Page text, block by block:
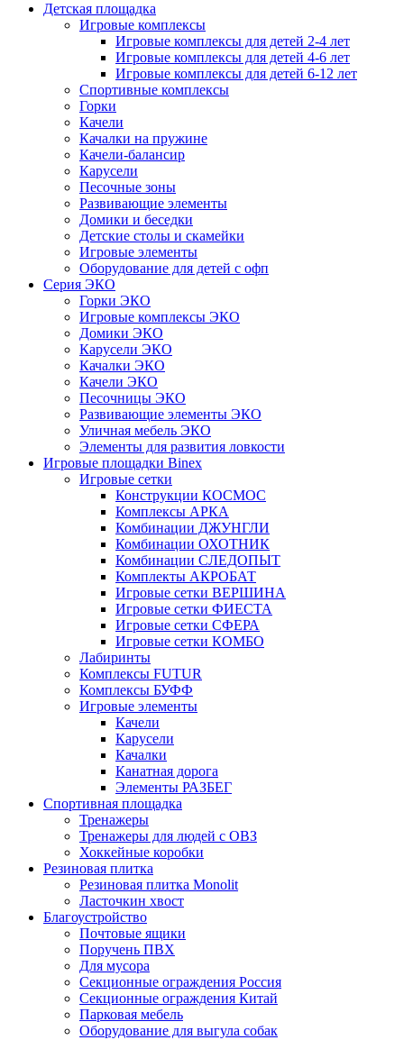
Детская площадка
Игровые комплексы
Игровые комплексы для детей 2-4 лет
Игровые комплексы для детей 4-6 лет
Игровые комплексы для детей 6-12 лет
Спортивные комплексы
Горки
Качели
Качалки на пружине
Качели-балансир
Карусели
Песочные зоны
Развивающие элементы
Домики и беседки
Детские столы и скамейки
Игровые элементы
Оборудование для детей с офп
Серия ЭКО
Горки ЭКО
Игровые комплексы ЭКО
Домики ЭКО
Карусели ЭКО
Качалки ЭКО
Качели ЭКО
Песочницы ЭКО
Развивающие элементы ЭКО
Уличная мебель ЭКО
Элементы для развития ловкости
Игровые площадки Binex
Игровые сетки
Конструкции КОСМОС
Комплексы АРКА
Комбинации ДЖУНГЛИ
Комбинации ОХОТНИК
Комбинации СЛЕДОПЫТ
Комплекты АКРОБАТ
Игровые сетки ВЕРШИНА
Игровые сетки ФИЕСТА
Игровые сетки СФЕРА
Игровые сетки КОМБО
Лабиринты
Комплексы FUTUR
Комплексы БУФФ
Игровые элементы
Качели
Карусели
Качалки
Канатная дорога
Элементы РАЗБЕГ
Спортивная площадка
Тренажеры
Тренажеры для людей с ОВЗ
Хоккейные коробки
Резиновая плитка
Резиновая плитка Monolit
Ласточкин хвост
Благоустройство
Почтовые ящики
Поручень ПВХ
Для мусора
Секционные ограждения Россия
Секционные ограждения Китай
Парковая мебель
Оборудование для выгула собак